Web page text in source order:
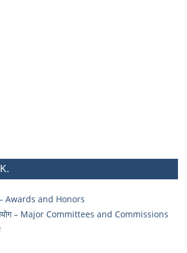
– Awards and Honors
– Major Committees and Commissions